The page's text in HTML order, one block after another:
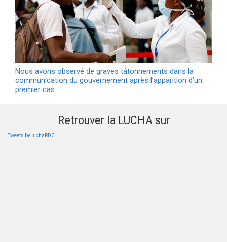
Nous avons observé de graves tâtonnements dans la
communication du gouvernement après l’apparition d’un
premier cas…
Retrouver la LUCHA sur
Tweets by luchaRDC